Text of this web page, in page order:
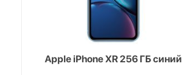
Apple iPhone XR 256 ГБ синий